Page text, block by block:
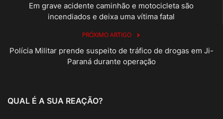
Em grave acidente caminhão e motocicleta são
incendiados e deixa uma vítima fatal
PRÓXIMO ARTIGO
Polícia Militar prende suspeito de tráfico de drogas em Ji-
Paraná durante operação
QUAL É A SUA REAÇÃO?